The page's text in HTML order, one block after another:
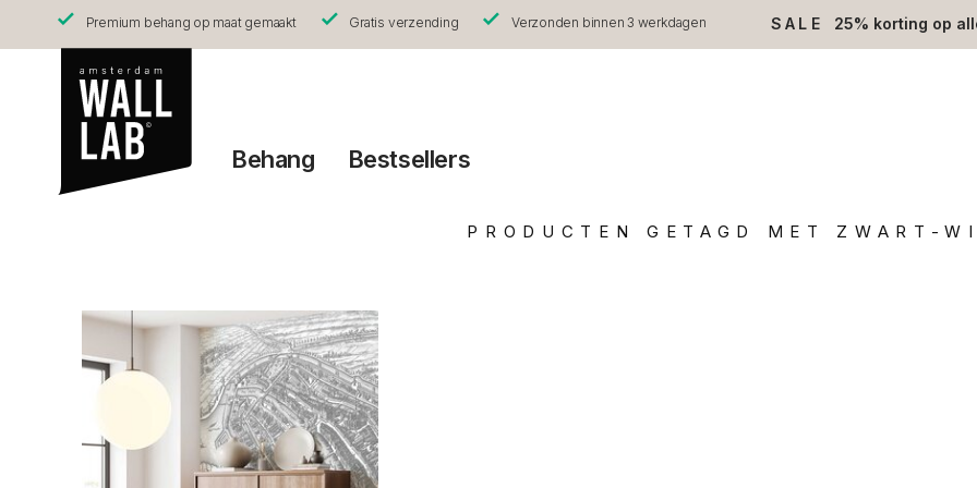
Premium behang op maat gemaakt Gratis verzending Verzonden binnen 3 werkdagen SALE 25% korting op
Behang Bestsellers
PRODUCTEN GETAGD MET ZWART-